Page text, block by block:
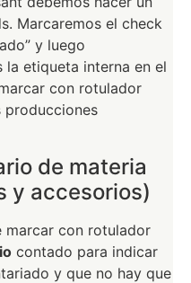
Marcaremos el check
y luego
la etiqueta interna en el
con rotulador
producciones
de materia
y accesorios)
marcar con rotulador
contado para indicar
y que no hay que